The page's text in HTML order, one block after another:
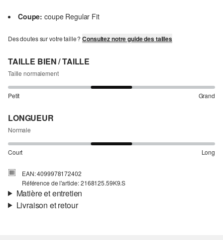
Coupe: coupe Regular Fit
Des doutes sur votre taille ?Consultez notre guide des tailles
TAILLE BIEN / TAILLE
Taille normalement
Petit Grand
LONGUEUR
Normale
Court Long
EAN: 4099978172402
Référence de l'article: 2168125.59K9.S
Matière et entretien
Livraison et retour